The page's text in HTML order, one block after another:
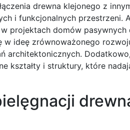
drewna klejonego z
i funkcjonalnych przestrzeni.
projektach domów
ideę zrównoważonego
architektonicznych.
kształty i struktury, które